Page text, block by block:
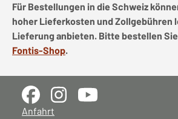
Für Bestellungen in die Schweiz
hoher Lieferkosten und Zollgebühren
Lieferung anbieten. Bitte bestellen
Fontis-Shop.
Anfahrt